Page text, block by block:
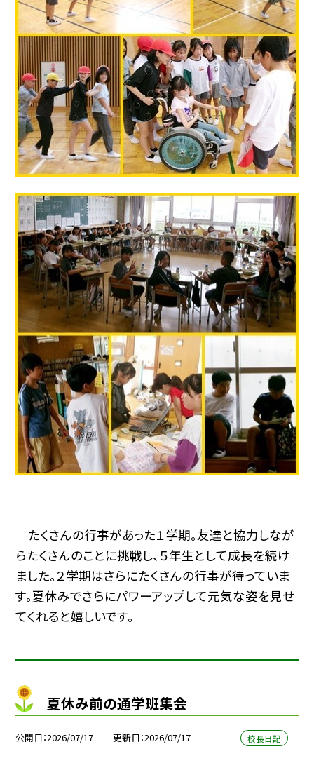
たくさんの行事があった１学期。友達と協力しなが
らたくさんのことに挑戦し、５年生として成長を続け
ました。２学期はさらにたくさんの行事が待っていま
す。夏休みでさらにパワーアップして元気な姿を見せ
てくれると嬉しいです。
夏休み前の通学班集会
公開日 2026/07/17 更新日 2026/07/17 校長日記